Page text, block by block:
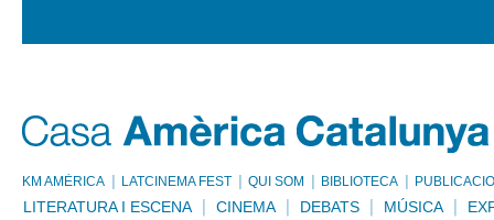
KM AMÈRICA LATCINEMA FEST QUI SOM BIBLIOTECA
LITERATURA I ESCENA CINEMA DEBATS MÚSICA